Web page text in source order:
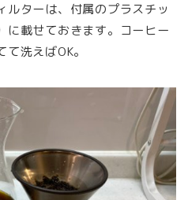
ターは、付属のプラスチッ
に載せておきます。コーヒー
洗えばOK。